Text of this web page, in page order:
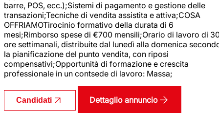
barre, POS, ecc.);Sistemi di pagamento e gestione delle
transazioni;Tecniche di vendita assistita e attiva;COSA
OFFRIAMOTirocinio formativo della durata di 6
mesi;Rimborso spese di €700 mensili;Orario di lavoro di
ore settimanali, distribuite dal lunedì alla domenica
la pianificazione del punto vendita, con riposi
compensativi;Opportunità di formazione e crescita
professionale in un contsede di lavoro: Massa;
Candidati Dettaglio annuncio